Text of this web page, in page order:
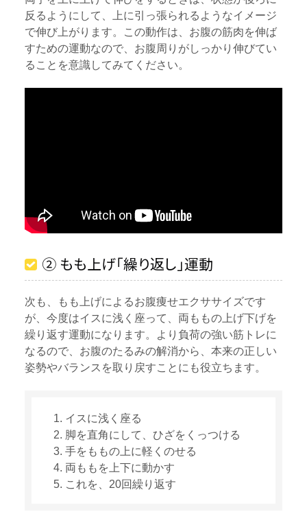
反るようにして、上に引っ張られるようなイメージ
で伸び上がります。この動作は、お腹の筋肉を伸ば
すための運動なので、お腹周りがしっかり伸びてい
ることを意識してみてください。
② もも上げ「繰り返し」運動
次も、もも上げによるお腹痩せエクササイズです
が、今度はイスに浅く座って、両ももの上げ下げを
繰り返す運動になります。より負荷の強い筋トレに
なるので、お腹のたるみの解消から、本来の正しい
姿勢やバランスを取り戻すことにも役立ちます。
イスに浅く座る
脚を直角にして、ひざをくっつける
手をももの上に軽くのせる
両ももを上下に動かす
これを、20回繰り返す